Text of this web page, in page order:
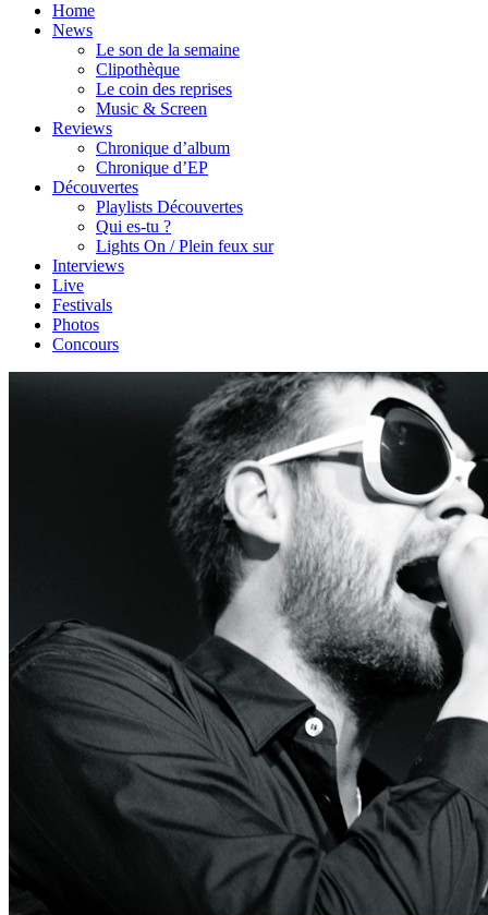
Home
News
Le son de la semaine
Clipothèque
Le coin des reprises
Music & Screen
Reviews
Chronique d’album
Chronique d’EP
Découvertes
Playlists Découvertes
Qui es-tu ?
Lights On / Plein feux sur
Interviews
Live
Festivals
Photos
Concours